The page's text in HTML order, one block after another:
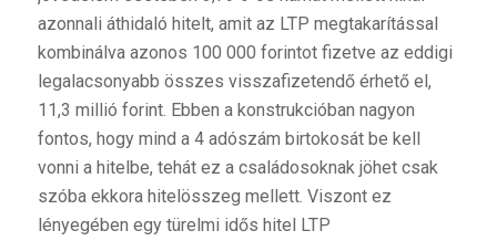
azonnali áthidaló hitelt, amit az LTP megtakarítással
kombinálva azonos 100 000 forintot fizetve az eddigi
legalacsonyabb összes visszafizetendő érhető el,
11,3 millió forint. Ebben a konstrukcióban nagyon
fontos, hogy mind a 4 adószám birtokosát be kell
vonni a hitelbe, tehát ez a családosoknak jöhet csak
szóba ekkora hitelösszeg mellett. Viszont ez
lényegében egy türelmi idős hitel LTP